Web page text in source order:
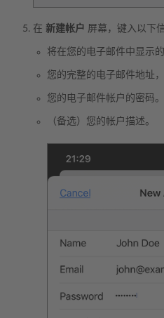
在 新建帐户 屏幕，键入以下
将在您的电子邮件中显示的
您的完整的电子邮件地址，
您的电子邮件帐户的密码。
（备选）您的帐户描述。